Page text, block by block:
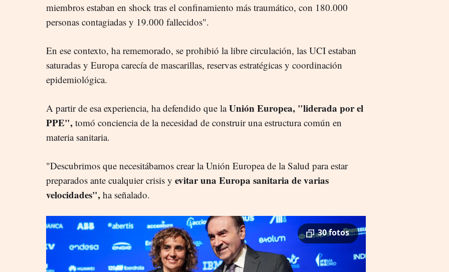
miembros estaban en shock tras el confinamiento más traumático, con 180.000
personas contagiadas y 19.000 fallecidos".
En ese contexto, ha rememorado, se prohibió la libre circulación, las UCI estaban
saturadas y Europa carecía de mascarillas, reservas estratégicas y coordinación
epidemiológica.
A partir de esa experiencia, ha defendido que laUnión Europea, "liderada por el
PPE", tomó conciencia de la necesidad de construir una estructura común en
materia sanitaria.
"Descubrimos que necesitábamos crear la Unión Europea de la Salud para estar
preparados ante cualquier crisis y evitar una Europa sanitaria de varias
velocidades", ha señalado.
30 fotos